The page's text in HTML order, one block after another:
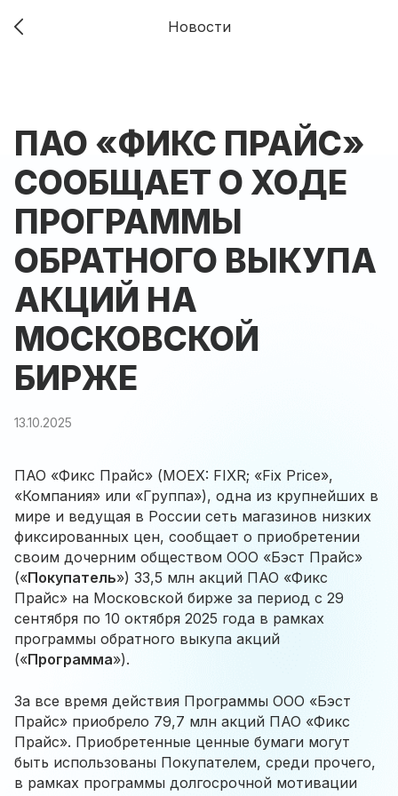
Новости
ПАО «ФИКС ПРАЙС»
СООБЩАЕТ О ХОДЕ
ПРОГРАММЫ
ОБРАТНОГО ВЫКУПА
АКЦИЙ НА
МОСКОВСКОЙ
БИРЖЕ
13.10.2025
ПАО «Фикс Прайс» (MOEX: FIXR; «Fix Price»,
«Компания» или «Группа»), одна из крупнейших в
мире и ведущая в России сеть магазинов низких
фиксированных цен, сообщает о приобретении
своим дочерним обществом ООО «Бэст Прайс»
(«Покупатель») 33,5 млн акций ПАО «Фикс
Прайс» на Московской бирже за период с 29
сентября по 10 октября 2025 года в рамках
программы обратного выкупа акций
(«Программа»).
За все время действия Программы ООО «Бэст
Прайс» приобрело 79,7 млн акций ПАО «Фикс
Прайс». Приобретенные ценные бумаги могут
быть использованы Покупателем, среди прочего,
в рамках программы долгосрочной мотивации